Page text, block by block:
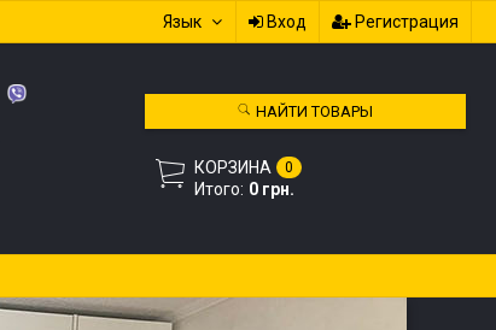
Язык Вход Регистрация
НАЙТИ ТОВАРЫ
КОРЗИНА 0
Итого: 0 грн.